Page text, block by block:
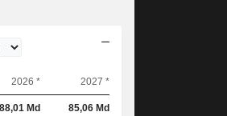
2026 * 2027 *
88,01 Md 85,06 Md